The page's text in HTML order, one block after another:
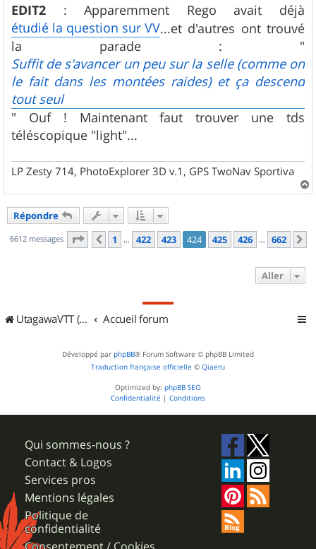
EDIT2 : Apparemment Rego avait déjà
étudié la question sur VV...et d'autres ont trouvé
la parade : "
Suffit de s'avancer un peu sur la selle (comme on
le fait dans les montées raides) et ça descend
tout seul
" Ouf ! Maintenant faut trouver une tds
téléscopique "light"...
LP Zesty 714, PhotoExplorer 3D v.1, GPS TwoNav Sportiva
a
Répondre
6612 messages Page 424 sur662
Précédent
1 … 422 423 424 425 426 … 662
Aller
UtagawaVTT (Randos VTT et VTTAE avec traces GPS) Accueil forum
Développé par phpBB® Forum Software © phpBB Limited
Traduction française officielle © Qiaeru
Optimized by: phpBB SEO
Confidentialité | Conditions
Qui sommes-nous ?
Contact & Logos
Services pros
Mentions légales
Politique de
confidentialité